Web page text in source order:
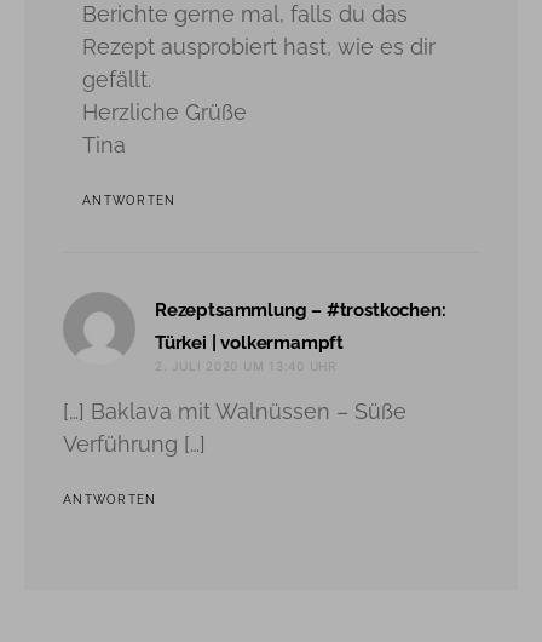
Berichte gerne mal, falls du das
Rezept ausprobiert hast, wie es dir
gefällt.
Herzliche Grüße
Tina
ANTWORTEN
Rezeptsammlung – #trostkochen:
Türkei | volkermampft
2. JULI 2020 UM 13:40 UHR
[…] Baklava mit Walnüssen – Süße
Verführung […]
ANTWORTEN